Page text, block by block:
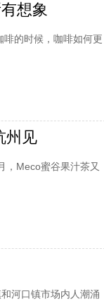
想象
的时候，咖啡如何更
州见
，Meco蜜谷果汁茶又
河口镇市场内人潮涌